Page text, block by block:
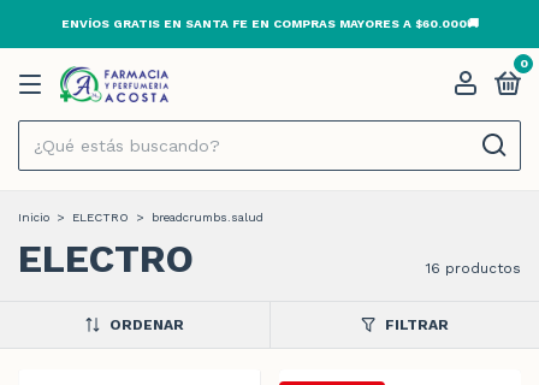
ENVÍOS GRATIS EN SANTA FE EN COMPRAS MAYORES A $60.000🚚
0
Inicio > ELECTRO > breadcrumbs.salud
ELECTRO 16 productos
ORDENAR FILTRAR